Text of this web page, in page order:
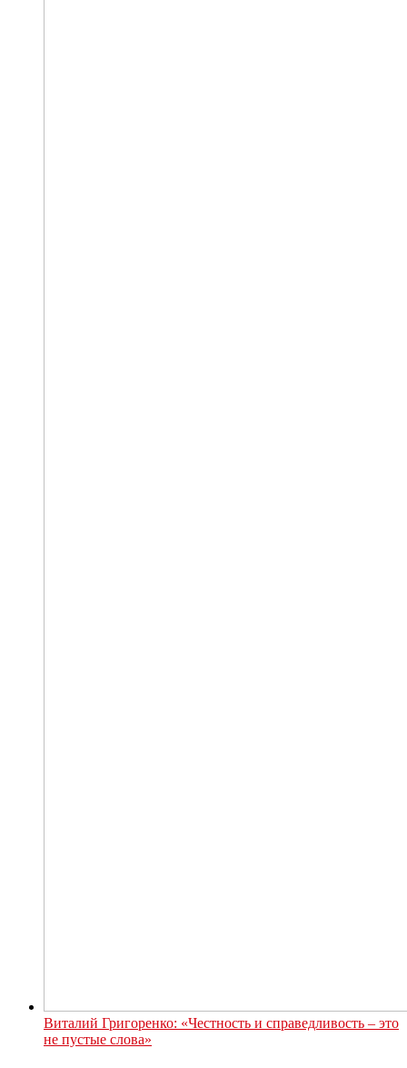
Виталий Григоренко: «Честность и справедливость – это
не пустые слова»